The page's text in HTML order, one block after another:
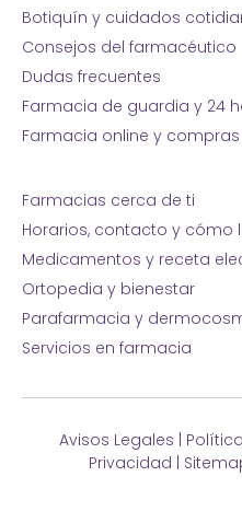
Botiquín y cuidados
Consejos del farmacéutico
Dudas frecuentes
Farmacia de guardia y 24
Farmacia online y
Farmacias cerca de ti
Horarios, contacto y cómo
Medicamentos y receta
Ortopedia y bienestar
Parafarmacia y
Servicios en farmacia
Avisos Legales |
Privacidad |